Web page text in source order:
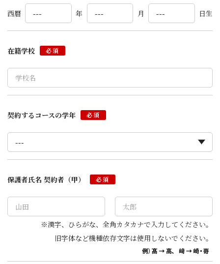
西暦 年 月 日生
在籍学校 必須
契約するコースの学年 必須
保護者氏名 契約者（甲） 必須
※漢字、ひらがな、全角カタカナで入力してください。
旧字体など機種依存文字は使用しないでください。